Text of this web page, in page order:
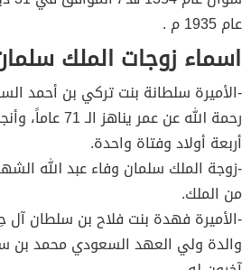
عام 1935 م .
اسماء زوجات الملك
-الأميرة سلطانة بنت تركي بن أحمد
رحمة الله عن عمر
أربعة أولاد وفتاة واحدة.
-زوجة الملك سلمان وفاء عبد الله
من الملك.
-الأميرة فهدة بنت فلاح بن سلطان
والدة ولي العهد السعودي محمد بن